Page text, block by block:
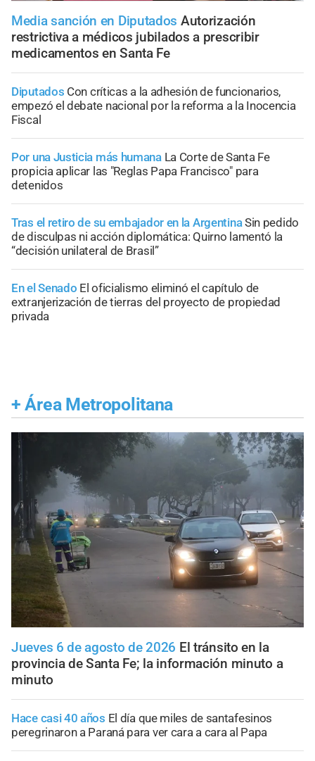
Media sanción en Diputados Autorización
restrictiva a médicos jubilados a prescribir
medicamentos en Santa Fe
Diputados Con críticas a la adhesión de funcionarios,
empezó el debate nacional por la reforma a la Inocencia
Fiscal
Por una Justicia más humana La Corte de Santa Fe
propicia aplicar las "Reglas Papa Francisco" para
detenidos
Tras el retiro de su embajador en la ArgentinaSin pedido
de disculpas ni acción diplomática: Quirno lamentó la
“decisión unilateral de Brasil”
En el Senado El oficialismo eliminó el capítulo de
extranjerización de tierras del proyecto de propiedad
privada
+ Área Metropolitana
Jueves 6 de agosto de 2026 El tránsito en la
provincia de Santa Fe; la información minuto a
minuto
Hace casi 40 años El día que miles de santafesinos
peregrinaron a Paraná para ver cara a cara al Papa